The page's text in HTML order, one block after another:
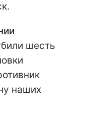
шесть
наших